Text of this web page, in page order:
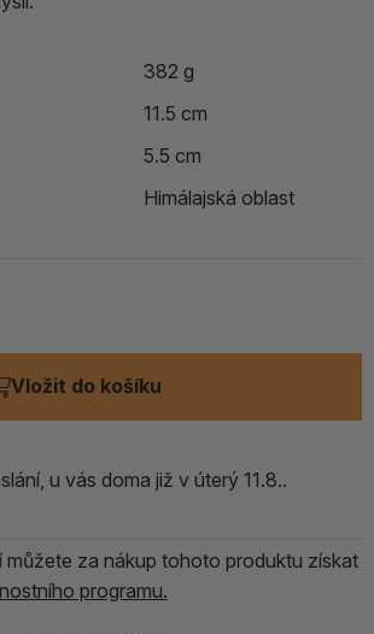
vera)
382 g
11.5 cm
5.5 cm
Himálajská oblast
Vložit do košíku
u vás doma již v úterý 11.8..
můžete za nákup tohoto produktu získat
programu.